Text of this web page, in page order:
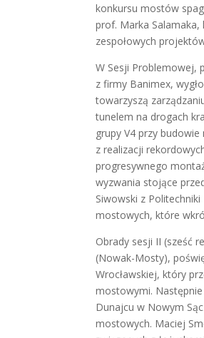
konkursu mostów
prof. Marka
zespołowych
W Sesji Problemowej,
z firmy Banimex,
towarzyszą
tunelem na drogach
grupy V4 przy
z realizacji
progresywnego
wyzwania stojące
Siwowski z
mostowych, które
Obrady sesji II (sześć
(Nowak-Mosty),
Wrocławskiej, który
mostowymi.
Dunajcu w Nowym
mostowych. Maciej